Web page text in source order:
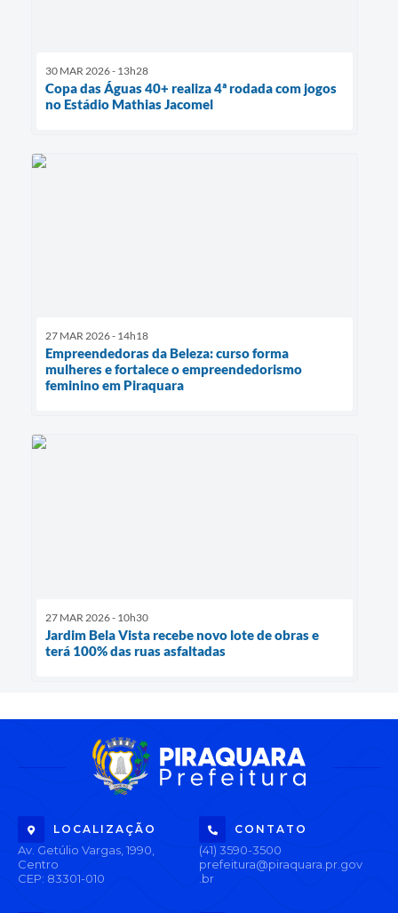
30 MAR 2026 - 13h28
Copa das Águas 40+ realiza 4ª rodada com jogos
no Estádio Mathias Jacomel
27 MAR 2026 - 14h18
Empreendedoras da Beleza: curso forma
mulheres e fortalece o empreendedorismo
feminino em Piraquara
27 MAR 2026 - 10h30
Jardim Bela Vista recebe novo lote de obras e
terá 100% das ruas asfaltadas
LOCALIZAÇÃO
Av. Getúlio Vargas, 1990,
Centro
CEP: 83301-010
CONTATO
(41) 3590-3500
prefeitura@piraquara.pr.gov
.br